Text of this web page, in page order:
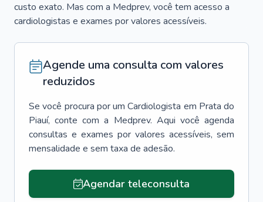
custo exato. Mas com a Medprev, você tem acesso a
cardiologistas e exames por valores acessíveis.
Agende uma consulta com valores
reduzidos
Se você procura por um Cardiologista em Prata do
Piauí, conte com a Medprev. Aqui você agenda
consultas e exames por valores acessíveis, sem
mensalidade e sem taxa de adesão.
Agendar teleconsulta